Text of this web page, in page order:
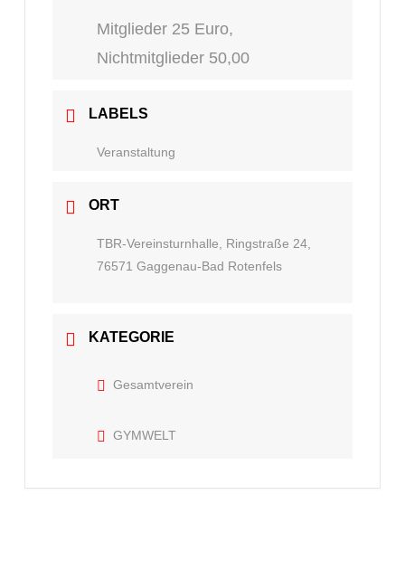
Mitglieder 25 Euro,
Nichtmitglieder 50,00
LABELS
Veranstaltung
ORT
TBR-Vereinsturnhalle, Ringstraße 24,
76571 Gaggenau-Bad Rotenfels
KATEGORIE
Gesamtverein
GYMWELT